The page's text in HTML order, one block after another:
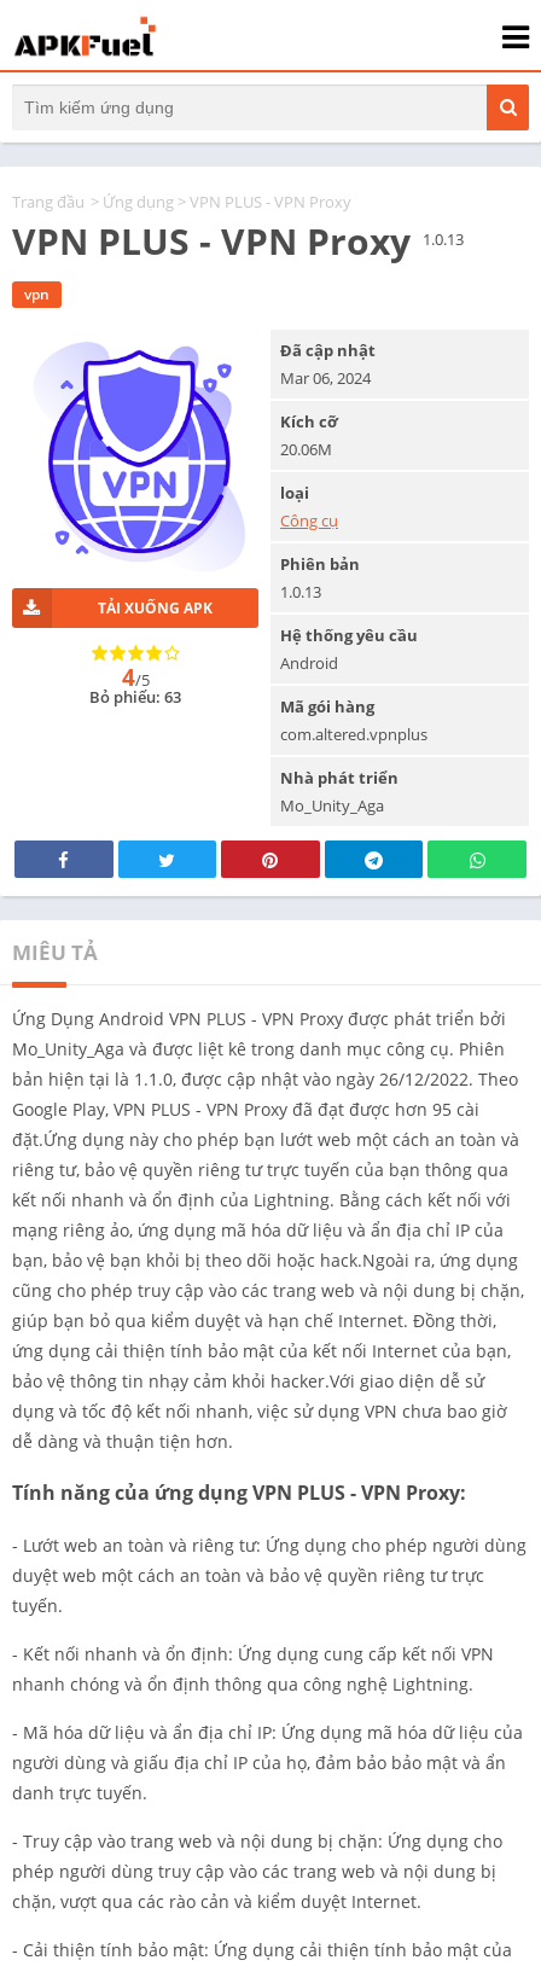
Trang đầu > Ứng dụng > VPN PLUS - VPN Proxy
VPN PLUS - VPN Proxy 1.0.13
vpn
TẢI XUỐNG APK
4/5
Bỏ phiếu: 63
Đã cập nhật
Mar 06, 2024
Kích cỡ
20.06M
loại
Công cụ
Phiên bản
1.0.13
Hệ thống yêu cầu
Android
Mã gói hàng
com.altered.vpnplus
Nhà phát triển
Mo_Unity_Aga
MIÊU TẢ
Ứng Dụng Android VPN PLUS - VPN Proxy được phát triển bởi
Mo_Unity_Aga và được liệt kê trong danh mục công cụ. Phiên
bản hiện tại là 1.1.0, được cập nhật vào ngày 26/12/2022. Theo
Google Play, VPN PLUS - VPN Proxy đã đạt được hơn 95 cài
đặt.Ứng dụng này cho phép bạn lướt web một cách an toàn và
riêng tư, bảo vệ quyền riêng tư trực tuyến của bạn thông qua
kết nối nhanh và ổn định của Lightning. Bằng cách kết nối với
mạng riêng ảo, ứng dụng mã hóa dữ liệu và ẩn địa chỉ IP của
bạn, bảo vệ bạn khỏi bị theo dõi hoặc hack.Ngoài ra, ứng dụng
cũng cho phép truy cập vào các trang web và nội dung bị chặn,
giúp bạn bỏ qua kiểm duyệt và hạn chế Internet. Đồng thời,
ứng dụng cải thiện tính bảo mật của kết nối Internet của bạn,
bảo vệ thông tin nhạy cảm khỏi hacker.Với giao diện dễ sử
dụng và tốc độ kết nối nhanh, việc sử dụng VPN chưa bao giờ
dễ dàng và thuận tiện hơn.
Tính năng của ứng dụng VPN PLUS - VPN Proxy:
- Lướt web an toàn và riêng tư: Ứng dụng cho phép người dùng
duyệt web một cách an toàn và bảo vệ quyền riêng tư trực
tuyến.
- Kết nối nhanh và ổn định: Ứng dụng cung cấp kết nối VPN
nhanh chóng và ổn định thông qua công nghệ Lightning.
- Mã hóa dữ liệu và ẩn địa chỉ IP: Ứng dụng mã hóa dữ liệu của
người dùng và giấu địa chỉ IP của họ, đảm bảo bảo mật và ẩn
danh trực tuyến.
- Truy cập vào trang web và nội dung bị chặn: Ứng dụng cho
phép người dùng truy cập vào các trang web và nội dung bị
chặn, vượt qua các rào cản và kiểm duyệt Internet.
- Cải thiện tính bảo mật: Ứng dụng cải thiện tính bảo mật của